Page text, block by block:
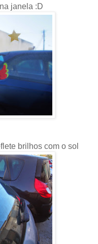
janela :D
brilhos com o sol